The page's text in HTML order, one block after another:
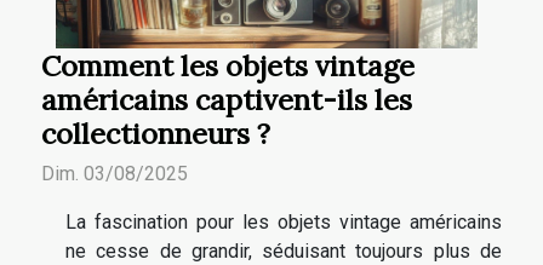
Comment les objets vintage
américains captivent-ils les
collectionneurs ?
Dim. 03/08/2025
La fascination pour les objets vintage américains
ne cesse de grandir, séduisant toujours plus de